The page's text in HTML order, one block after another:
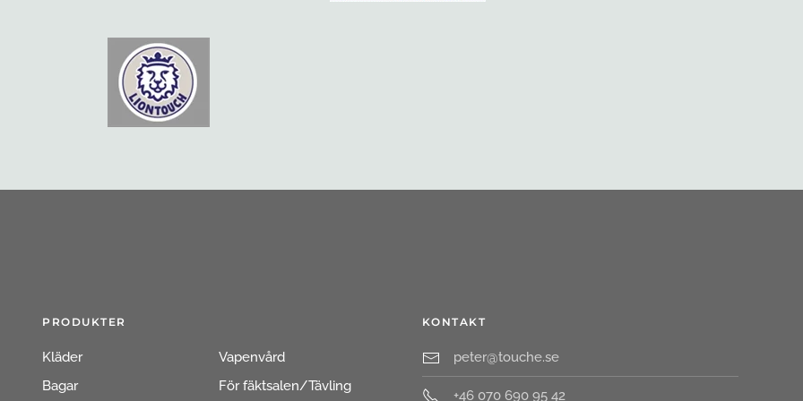
PRODUKTER
Kläder
Bagar
Vapenvård
För fäktsalen/Tävling
KONTAKT
peter@touche.se
+46 070 690 95 42